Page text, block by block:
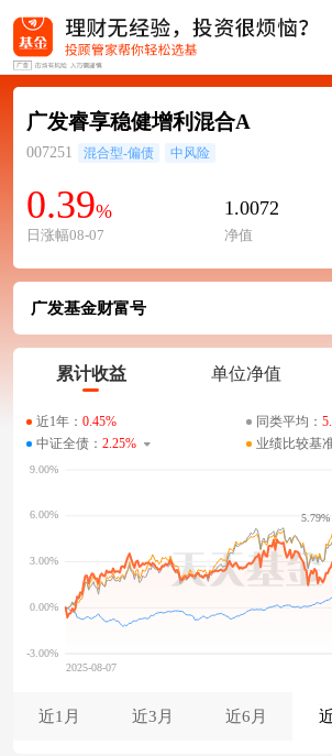
广发睿享稳健增利混合A
007251 混合型-偏债 中风险
0.39%
日涨幅08-07
1.0072
净值
广发基金财富号
累计收益 单位净值
近1年： 0.45% 同类平均：
中证全债： 2.25% 业绩比较基
5.79%
近1月 近3月 近6月